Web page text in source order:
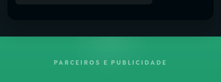
PARCEIROS E PUBLICIDADE